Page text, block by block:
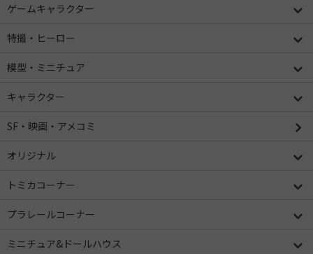
ゲームキャラクター
特撮・ヒーロー
模型・ミニチュア
キャラクター
SF・映画・アメコミ
オリジナル
トミカコーナー
プラレールコーナー
ミニチュア&ドールハウス